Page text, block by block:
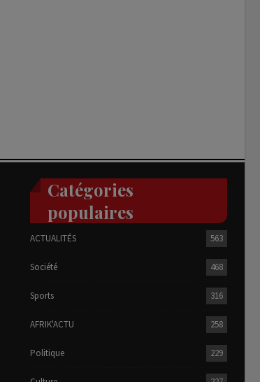
Catégories
populaires
ACTUALITÉS 563
Société 468
Sports 316
AFRIK'ACTU 258
Politique 229